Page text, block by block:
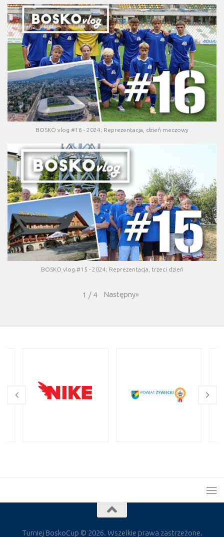
BOSKO vlog #16 - 2024; Reprezentacja, dzień meczowy
BOSKO vlog #15 - 2024; Reprezentacja, trzeci dzień
1 / 4 Następny»
Turniej BoskoCup © 2026. Wszelkie prawa zastrzeżone.